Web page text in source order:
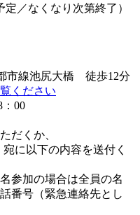
なくなり次第終了）
市線池尻大橋 徒歩12分
ください
00
だくか、
に以下の内容を送付く
参加の場合は全員の名
番号（緊急連絡先とし